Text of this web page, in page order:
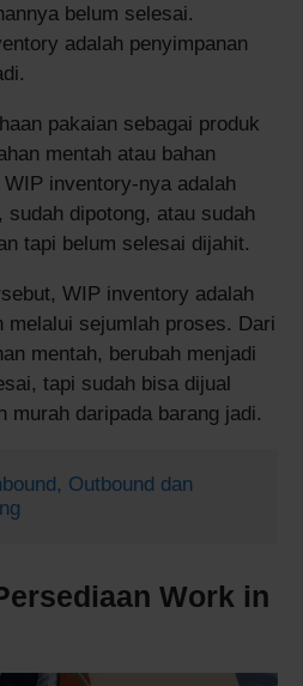
belum selesai.
adalah penyimpanan
pakaian sebagai produk
mentah atau bahan
inventory-nya adalah
dipotong, atau sudah
tapi belum selesai dijahit.
WIP inventory adalah
melalui sejumlah proses. Dari
mentah, berubah menjadi
tapi sudah bisa dijual
murah daripada barang jadi.
Outbound dan
Work in